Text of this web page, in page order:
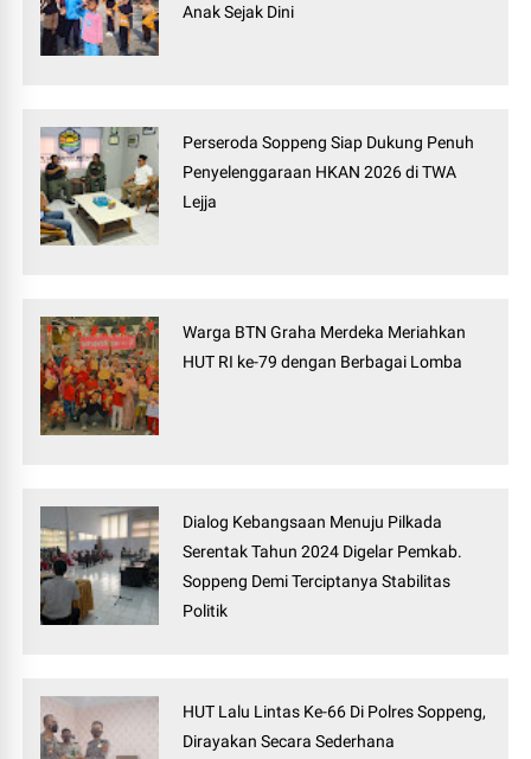
Anak Sejak Dini
Perseroda Soppeng Siap Dukung Penuh
Penyelenggaraan HKAN 2026 di TWA
Lejja
Warga BTN Graha Merdeka Meriahkan
HUT RI ke-79 dengan Berbagai Lomba
Dialog Kebangsaan Menuju Pilkada
Serentak Tahun 2024 Digelar Pemkab.
Soppeng Demi Terciptanya Stabilitas
Politik
HUT Lalu Lintas Ke-66 Di Polres Soppeng,
Dirayakan Secara Sederhana